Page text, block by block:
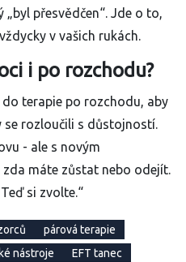
přesvědčen“. Jde o to,
v vašich rukách.
i po rozchodu?
terapie po rozchodu, aby
se rozloučili s důstojností.
- ale s novým
zda máte zůstat nebo odejít.
si zvolte.“
párová terapie
nástroje EFT tanec